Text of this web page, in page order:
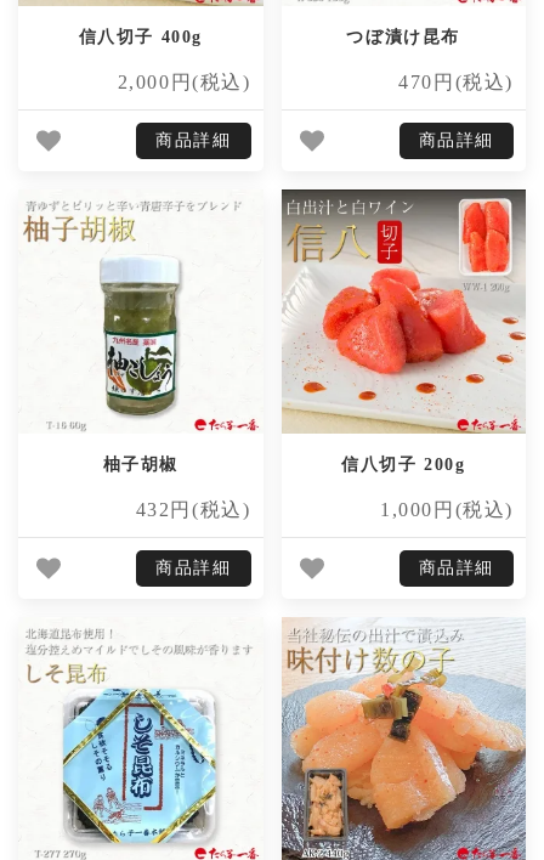
信八切子 400g
2,000円(税込)
商品詳細
つぼ漬け昆布
470円(税込)
商品詳細
柚子胡椒
432円(税込)
商品詳細
信八切子 200g
1,000円(税込)
商品詳細